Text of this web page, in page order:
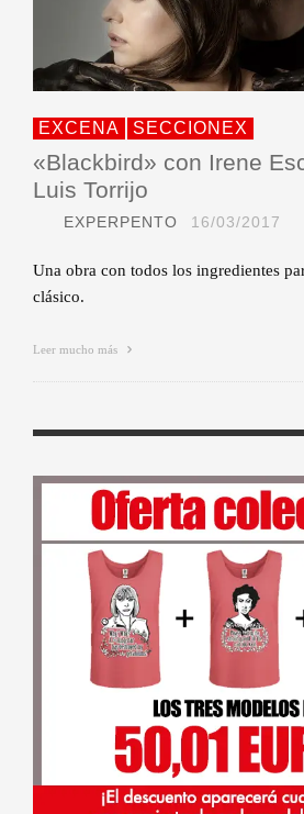
EXCENA SECCIONEX
«Blackbird» con Irene
Luis Torrijo
EXPERPENTO 16/03/2017
Una obra con todos los ingredientes
clásico.
Leer mucho más